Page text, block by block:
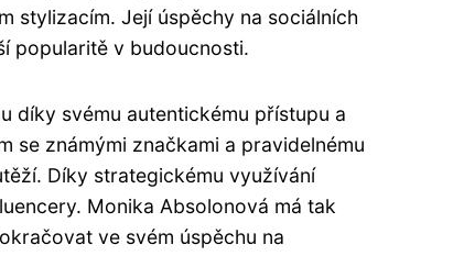
stylizacím. Její úspěchy na sociálních
popularitě v budoucnosti.
díky svému autentickému přístupu a
se známými značkami a pravidelnému
Díky strategickému využívání
Monika Absolonová má tak
ve svém úspěchu na